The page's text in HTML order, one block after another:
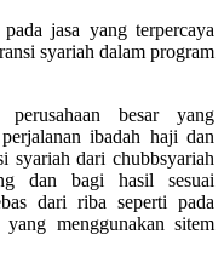
jasa yang terpercaya
syariah dalam program
besar yang
ibadah haji dan
syariah dari chubbsyariah
dan bagi hasil sesuai
dari riba seperti pada
menggunakan sitem